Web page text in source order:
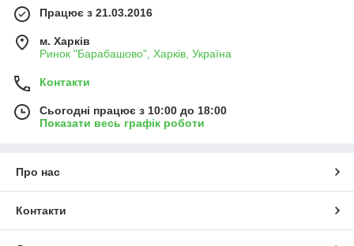
Працює з 21.03.2016
м. Харків
Ринок "Барабашово", Харків, Україна
Контакти
Сьогодні працює з 10:00 до 18:00
Показати весь графік роботи
Про нас
Контакти